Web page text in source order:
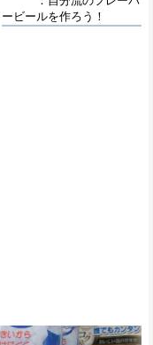
ービールを作ろう！